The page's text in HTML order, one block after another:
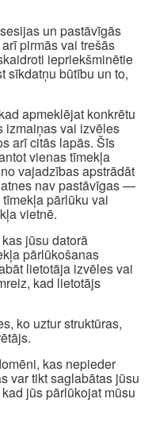
un pastāvīgās
pirmās vai trešās
iepriekšminētie
sīkdatņu būtību un to,
apmeklējat konkrētu
izmaiņas vai izvēles
arī citās lapās. Šīs
vienas tīmekļa
vajadzības apstrādāt
nav pastāvīgas —
pārlūku vai
vietnē.
jūsu datorā
pārlūkošanas
lietotāja izvēles vai
kad lietotājs
ko uztur struktūras,
kas nepieder
var tikt saglabātas jūsu
jūs pārlūkojat mūsu